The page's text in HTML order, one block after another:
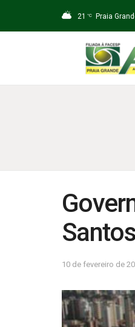
21 °C Praia
10 de fevereiro de